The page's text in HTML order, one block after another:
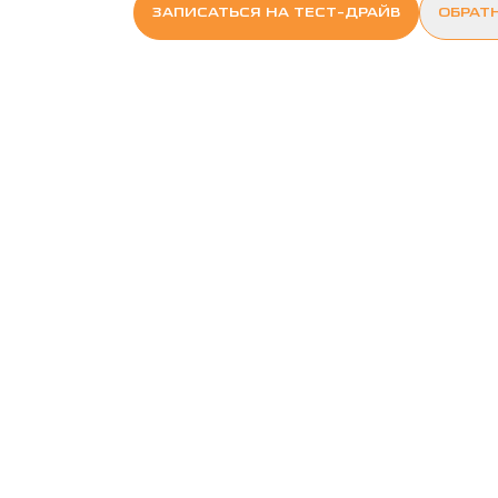
ЗАПИСАТЬСЯ НА ТЕСТ-ДРАЙВ